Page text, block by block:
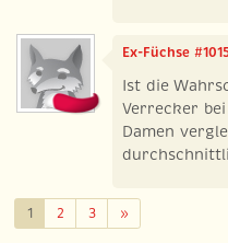
Ex-Füchse
Ist die
Verrecker
Damen
1 2 3 »Weiter